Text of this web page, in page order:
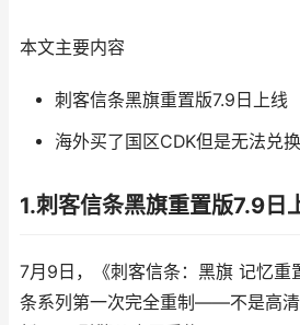
本文主要内容
刺客信条黑旗重置版7.9日上线
海外买了国区CDK但是无法兑
1.刺客信条黑旗重置版7.9日
7月9日，《刺客信条：黑旗 记忆重
条系列第一次完全重制——不是高